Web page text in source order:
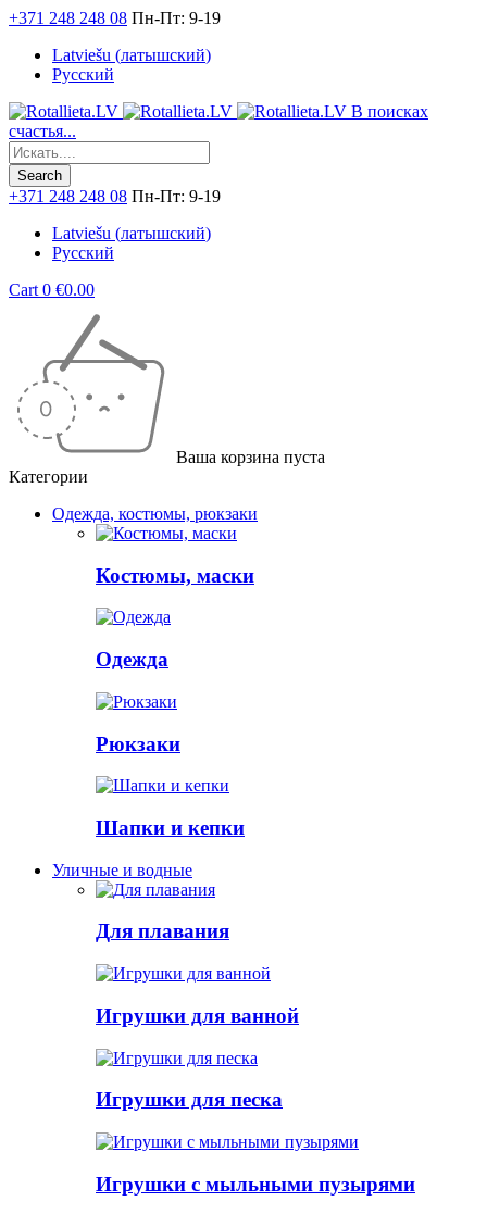
+371 248 248 08 Пн-Пт: 9-19
Latviešu (латышский)
Русский
В поисках
счастья...
+371 248 248 08 Пн-Пт: 9-19
Latviešu (латышский)
Русский
Cart 0 €0.00
Ваша корзина пуста
Категории
Одежда, костюмы, рюкзаки
Костюмы, маски
Одежда
Рюкзаки
Шапки и кепки
Уличные и водные
Для плавания
Игрушки для ванной
Игрушки для песка
Игрушки с мыльными пузырями